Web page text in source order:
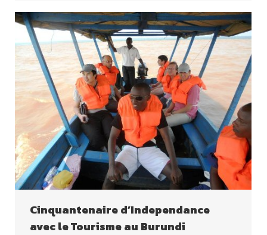
Cinquantenaire d’Independance
avec le Tourisme au Burundi